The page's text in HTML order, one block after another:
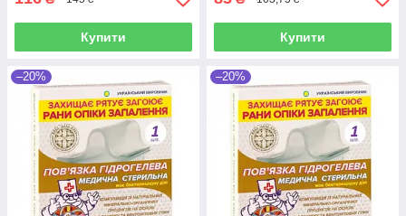
Купити Купити
–20% –20%